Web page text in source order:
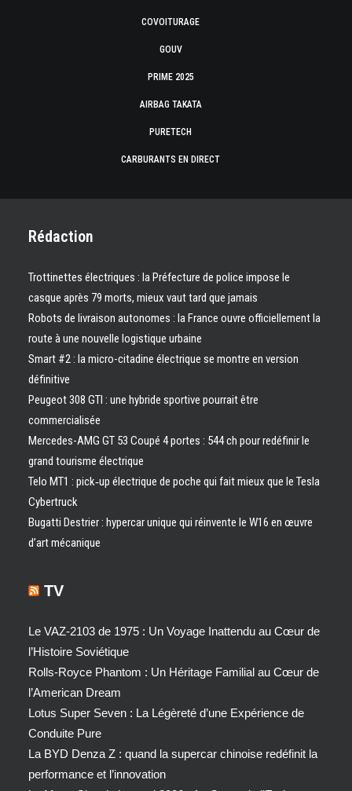
COVOITURAGE
GOUV
PRIME 2025
AIRBAG TAKATA
PURETECH
CARBURANTS EN DIRECT
Rédaction
Trottinettes électriques : la Préfecture de police impose le
casque après 79 morts, mieux vaut tard que jamais
Robots de livraison autonomes : la France ouvre officiellement la
route à une nouvelle logistique urbaine
Smart #2 : la micro-citadine électrique se montre en version
définitive
Peugeot 308 GTI : une hybride sportive pourrait être
commercialisée
Mercedes-AMG GT 53 Coupé 4 portes : 544 ch pour redéfinir le
grand tourisme électrique
Telo MT1 : pick‑up électrique de poche qui fait mieux que le Tesla
Cybertruck
Bugatti Destrier : hypercar unique qui réinvente le W16 en œuvre
d’art mécanique
TV
Le VAZ-2103 de 1975 : Un Voyage Inattendu au Cœur de
l’Histoire Soviétique
Rolls-Royce Phantom : Un Héritage Familial au Cœur de
l’American Dream
Lotus Super Seven : La Légèreté d’une Expérience de
Conduite Pure
La BYD Denza Z : quand la supercar chinoise redéfinit la
performance et l’innovation